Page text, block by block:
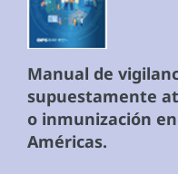
Manual de
supuestamente
o inmunización
Américas.